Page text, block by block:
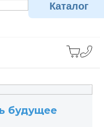
Каталог
будущее